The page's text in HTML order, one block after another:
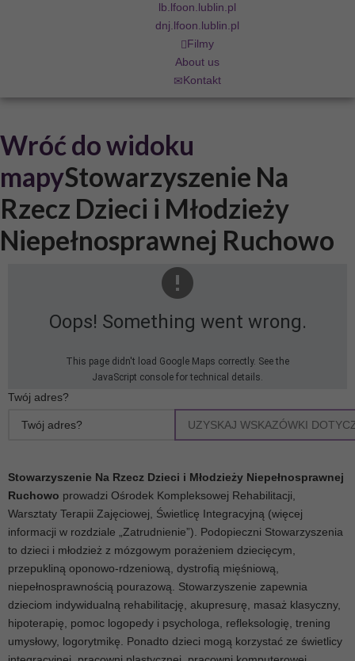
lb.lfoon.lublin.pl
dnj.lfoon.lublin.pl
Filmy
About us
Kontakt
Wróć do widoku
mapyStowarzyszenie Na
Rzecz Dzieci i Młodzieży
Niepełnosprawnej Ruchowo
Oops! Something went wrong.
This page didn't load Google Maps correctly. See the
JavaScript console for technical details.
Twój adres?
UZYSKAJ WSKAZÓWKI
Stowarzyszenie Na Rzecz Dzieci i Młodzieży Niepełnosprawnej
Ruchowo prowadzi Ośrodek Kompleksowej Rehabilitacji,
Warsztaty Terapii Zajęciowej, Świetlicę Integracyjną (więcej
informacji w rozdziale „Zatrudnienie”). Podopieczni Stowarzyszenia
to dzieci i młodzież z mózgowym porażeniem dziecięcym,
przepukliną oponowo-rdzeniową, dystrofią mięśniową,
niepełnosprawnością pourazową. Stowarzyszenie zapewnia
dzieciom indywidualną rehabilitację, akupresurę, masaż klasyczny,
hipoterapię, pomoc logopedy i psychologa, refleksologię, trening
umysłowy, logorytmikę. Ponadto dzieci mogą korzystać ze świetlicy